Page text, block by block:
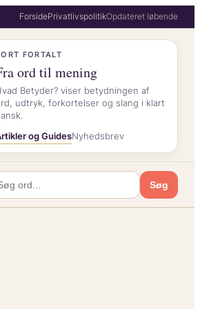
ForsidePrivatlivspolitikOpdateret løbende
FORTALT
ord til mening
Betyder? viser betydningen af
udtryk, forkortelser og slang i klart
og GuidesNyhedsbrev
Søg